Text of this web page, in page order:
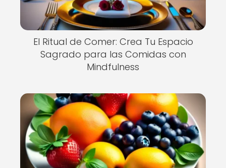
El Ritual de Comer: Crea Tu Espacio
Sagrado para las Comidas con
Mindfulness